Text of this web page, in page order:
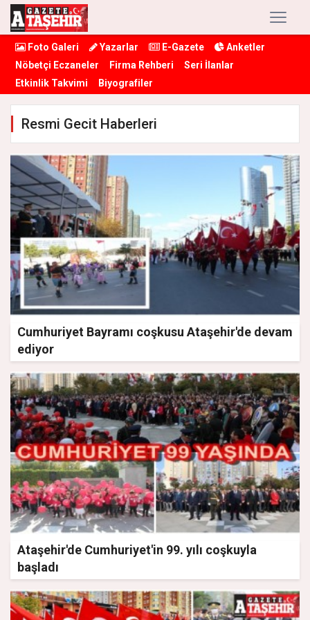
Foto Galeri Yazarlar E-Gazete
Anketler
Nöbetçi Eczaneler
Firma Rehberi
Seri İlanlar
Etkinlik Takvimi
Biyografiler
Resmi Gecit Haberleri
Cumhuriyet Bayramı coşkusu Ataşehir'de devam
ediyor
Ataşehir'de Cumhuriyet'in 99. yılı coşkuyla
başladı